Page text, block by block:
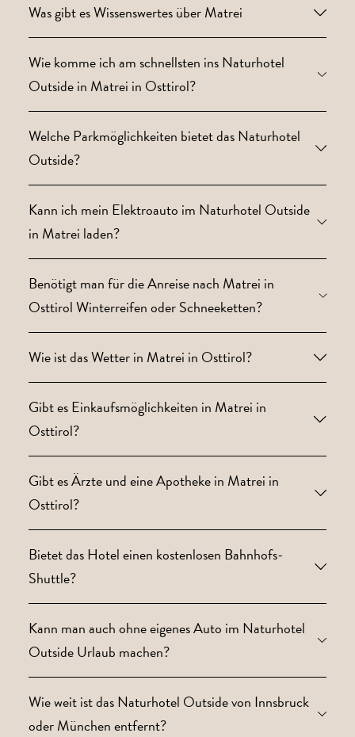
Was gibt es Wissenswertes über Matrei
Wie komme ich am schnellsten ins Naturhotel
Outside in Matrei in Osttirol?
Welche Parkmöglichkeiten bietet das Naturhotel
Outside?
Kann ich mein Elektroauto im Naturhotel Outside
in Matrei laden?
Benötigt man für die Anreise nach Matrei in
Osttirol Winterreifen oder Schneeketten?
Wie ist das Wetter in Matrei in Osttirol?
Gibt es Einkaufsmöglichkeiten in Matrei in
Osttirol?
Gibt es Ärzte und eine Apotheke in Matrei in
Osttirol?
Bietet das Hotel einen kostenlosen Bahnhofs-
Shuttle?
Kann man auch ohne eigenes Auto im Naturhotel
Outside Urlaub machen?
Wie weit ist das Naturhotel Outside von Innsbruck
oder München entfernt?